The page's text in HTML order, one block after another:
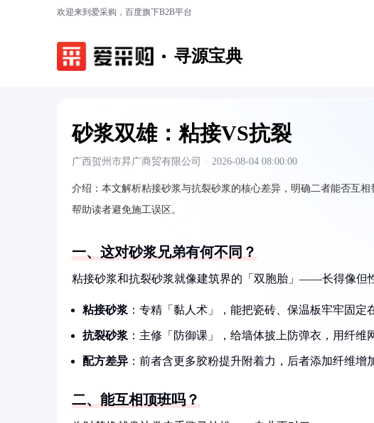
欢迎来到爱采购，百度旗下B2B平台
寻源宝典
砂浆双雄：粘接VS抗裂
广西贺州市昇广商贸有限公司 · 2026-08-04 08:00:00
介绍： 本文解析粘接砂浆与抗裂砂浆的核心差异，明确二者能否互
帮助读者避免施工误区。
一、这对砂浆兄弟有何不同？
粘接砂浆和抗裂砂浆就像建筑界的「双胞胎」——长得像但
粘接砂浆 ：专精「黏人术」，能把瓷砖、保温板牢牢固定
抗裂砂浆 ：主修「防御课」，给墙体披上防弹衣，用纤维
配方差异 ：前者含更多胶粉提升附着力，后者添加纤维增
二、能互相顶班吗？